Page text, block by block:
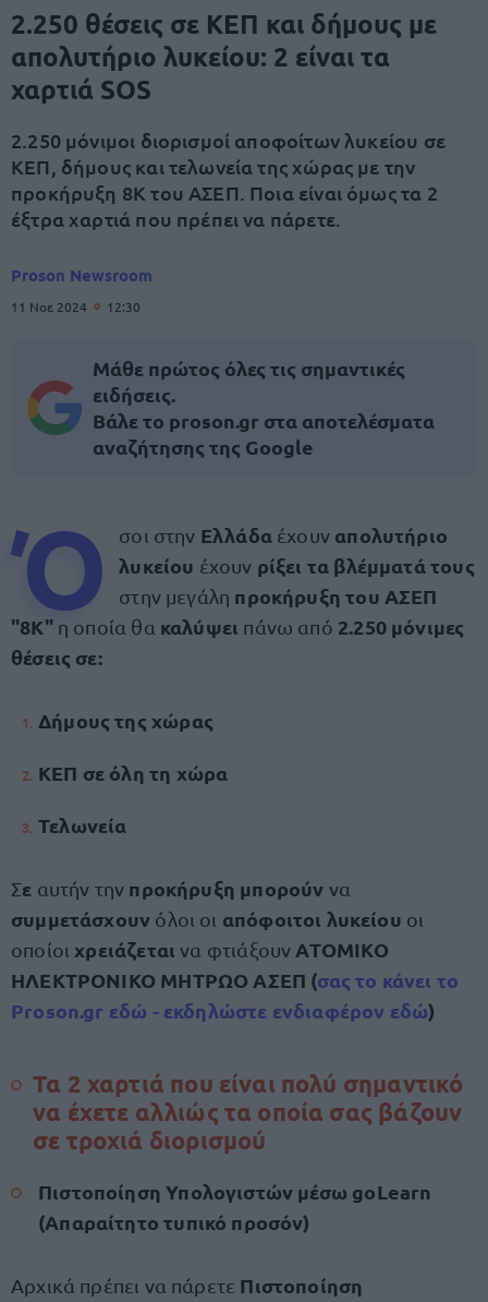
2.250 θέσεις σε ΚΕΠ και δήμους με
απολυτήριο λυκείου: 2 είναι τα
χαρτιά SOS
2.250 μόνιμοι διορισμοί αποφοίτων λυκείου σε
ΚΕΠ, δήμους και τελωνεία της χώρας με την
προκήρυξη 8Κ του ΑΣΕΠ. Ποια είναι όμως τα 2
έξτρα χαρτιά που πρέπει να πάρετε.
Proson Newsroom
11 Νοε 2024 12:30
Μάθε πρώτος όλες τις σημαντικές
ειδήσεις.
Βάλε το proson.gr στα αποτελέσματα
αναζήτησης της Google
Ό σοι στην Ελλάδα έχουν απολυτήριο
λυκείου έχουν ρίξει τα βλέμματά τους
στην μεγάλη προκήρυξη του ΑΣΕΠ
"8Κ"η οποία θα καλύψει πάνω από 2.250 μόνιμες
θέσεις σε:
Δήμους της χώρας
ΚΕΠ σε όλη τη χώρα
Τελωνεία
Σε αυτήν την προκήρυξη μπορούν να
συμμετάσχουν όλοι οι απόφοιτοι λυκείου οι
οποίοι χρειάζεταινα φτιάξουν ΑΤΟΜΙΚΟ
ΗΛΕΚΤΡΟΝΙΚΟ ΜΗΤΡΩΟ ΑΣΕΠ (σας το κάνει το
Proson.gr εδώ - εκδηλώστε ενδιαφέρον εδώ)
Τα 2 χαρτιά που είναι πολύ σημαντικό
να έχετε αλλιώς τα οποία σας βάζουν
σε τροχιά διορισμού
Πιστοποίηση Υπολογιστών μέσω goLearn
(Απαραίτητο τυπικό προσόν)
Αρχικά πρέπει να πάρετε Πιστοποίηση